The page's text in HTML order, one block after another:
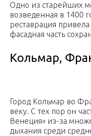
Одно из старейших
возведенная в 1400
реставрация
фасадная часть
Кольмар,
Город Кольмар во
веку. С тех пор он
Венеция» из-за
дыхания среди